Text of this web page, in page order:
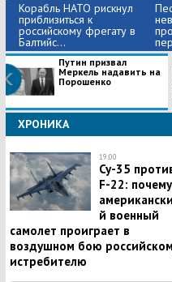
Корабль НАТО рискнул
приблизиться к
российскому фрегату в
Балтийс...
Путин призвал
Меркель надавить на
Порошенко
ХРОНИКА
19:00
Су-35
F-22: почему
американски
й военный
самолет проиграет в
воздушном бою
истребителю